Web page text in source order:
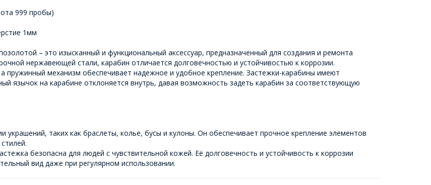
999 пробы)
1мм
– это изысканный и функциональный аксессуар, предназначенный для создания и ремонта
нержавеющей стали, карабин отличается долговечностью и устойчивостью к коррозии.
пружинный механизм обеспечивает надежное и удобное крепление. Застежки-карабины имеют
язычок на карабине отклоняется внутрь, давая возможность задеть карабин за соответствующую
украшений, таких как браслеты, колье, бусы и кулоны. Он обеспечивает прочное крепление элементов
безопасна для людей с чувствительной кожей. Её долговечность и устойчивость к коррозии
вид даже при регулярном использовании.